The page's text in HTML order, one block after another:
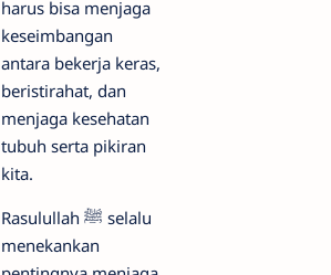
harus bisa menjaga
keseimbangan
antara bekerja keras,
beristirahat, dan
menjaga kesehatan
tubuh serta pikiran
kita.
Rasulullah ﷺ selalu
menekankan